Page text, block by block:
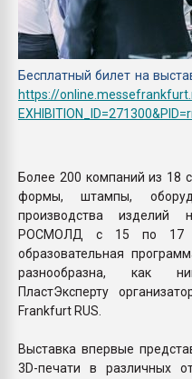
Бесплатный билет на
https://
Более 200 компаний из 18
формы, штампы,
производства изделий
РОСМОЛД с 15 по 17
образовательная
разнообразна, как
ПластЭксперту
Frankfurt RUS.
Выставка впервые
3D-печати в различных